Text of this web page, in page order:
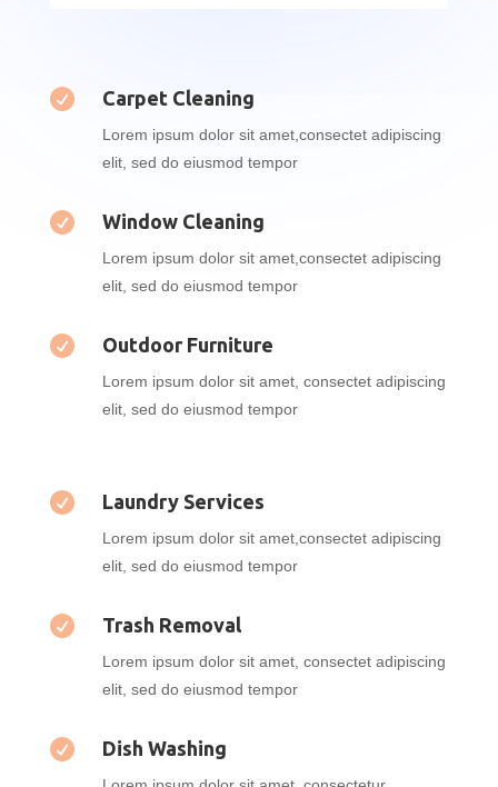
 Carpet Cleaning
Lorem ipsum dolor sit amet,consectet adipiscing
elit, sed do eiusmod tempor
 Window Cleaning
Lorem ipsum dolor sit amet,consectet adipiscing
elit, sed do eiusmod tempor
 Outdoor Furniture
Lorem ipsum dolor sit amet, consectet adipiscing
elit, sed do eiusmod tempor
 Laundry Services
Lorem ipsum dolor sit amet,consectet adipiscing
elit, sed do eiusmod tempor
 Trash Removal
Lorem ipsum dolor sit amet, consectet adipiscing
elit, sed do eiusmod tempor
 Dish Washing